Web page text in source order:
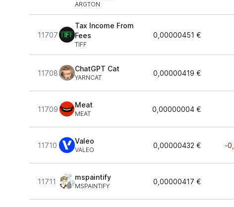
ARGTON
11707
Tax Income From
Fees
TIFF
0,00000451 €
11708
ChatGPT Cat
YARNCAT
0,00000419 €
11709
Meat
MEAT
0,00000004 €
11710
Valeo
VALEO
0,00000432 € -
11711
mspaintify
MSPAINTIFY
0,00000417 €